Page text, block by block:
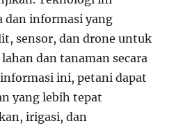
dan informasi yang
sensor, dan drone untuk
dan tanaman secara
ini, petani dapat
yang lebih tepat
irigasi, dan